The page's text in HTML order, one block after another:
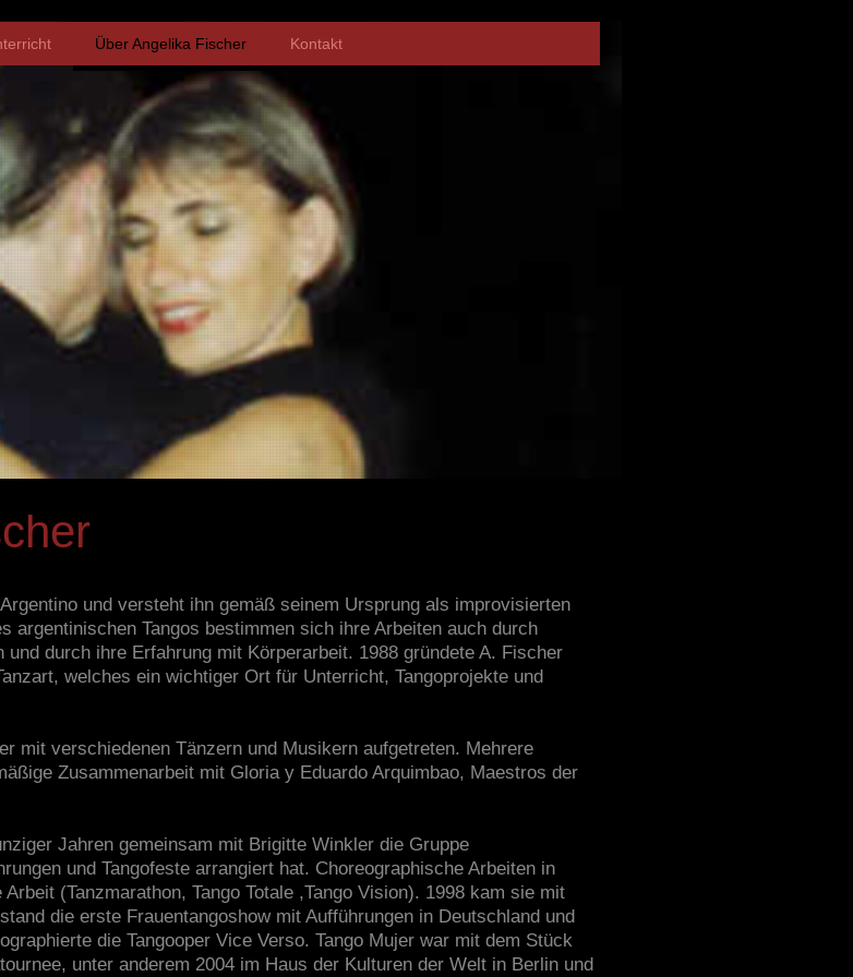
Über Angelika Fischer Kontakt
und versteht ihn gemäß seinem Ursprung als improvisierten
argentinischen Tangos bestimmen sich ihre Arbeiten auch durch
durch ihre Erfahrung mit Körperarbeit. 1988 gründete A. Fischer
welches ein wichtiger Ort für Unterricht, Tangoprojekte und
mit verschiedenen Tänzern und Musikern aufgetreten. Mehrere
Zusammenarbeit mit Gloria y Eduardo Arquimbao, Maestros der
Jahren gemeinsam mit Brigitte Winkler die Gruppe
und Tangofeste arrangiert hat. Choreographische Arbeiten in
(Tanzmarathon, Tango Totale ,Tango Vision). 1998 kam sie mit
die erste Frauentangoshow mit Aufführungen in Deutschland und
die Tangooper Vice Verso. Tango Mujer war mit dem Stück
unter anderem 2004 im Haus der Kulturen der Welt in Berlin und